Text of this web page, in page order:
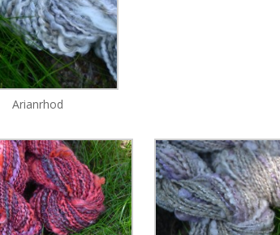
Arianrhod